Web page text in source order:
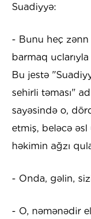
Suadiyyə:
- Bunu heç
barmaq
Bu jestə
sehirli təması"
sayəsində o,
etmiş, beləcə əsl
həkimin ağzı
- Onda, gəlin,
- O, nəmənədir